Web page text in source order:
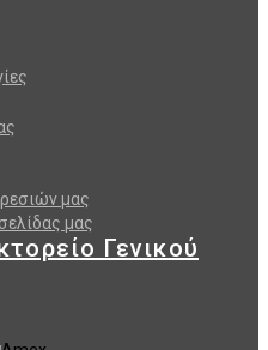
μας
μας
Γενικού